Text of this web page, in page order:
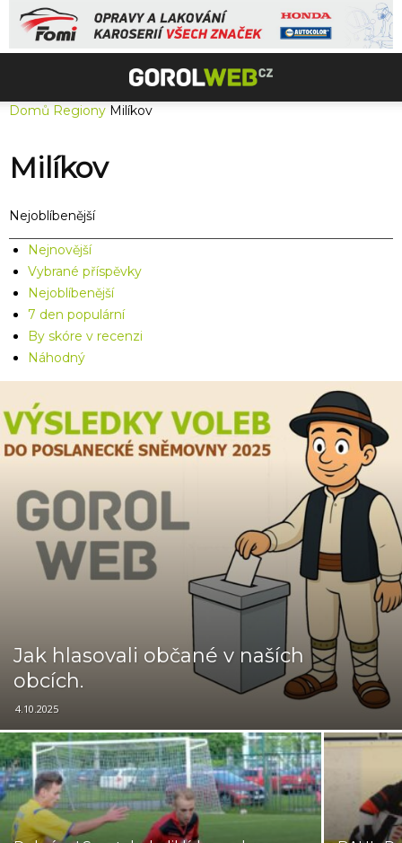
Domů Regiony Milíkov
Milíkov
Nejoblíbenější
Nejnovější
Vybrané příspěvky
Nejoblíbenější
7 den populární
By skóre v recenzi
Náhodný
Jak hlasovali občané v naších
obcích.
4.10.2025